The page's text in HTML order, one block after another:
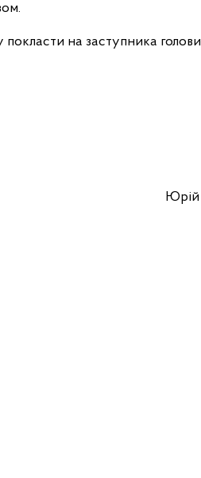
на заступника
Юрій